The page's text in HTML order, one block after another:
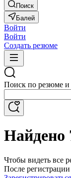
Поиск
Балей
Войти
Войти
Создать резюме
Поиск по резюме
Найдено
Чтобы видеть все
После